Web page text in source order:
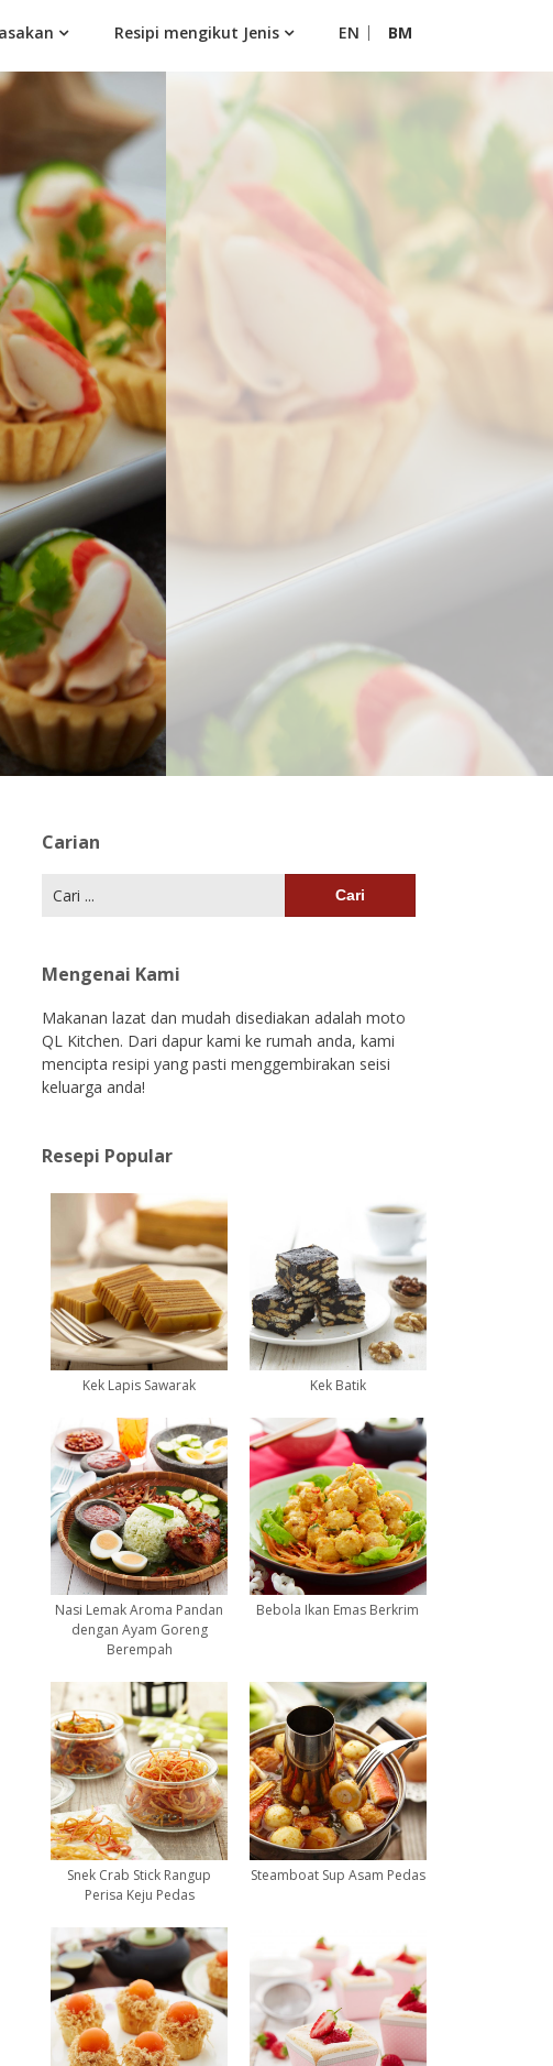
Resipi mengikut Jenis EN BM
Carian
Mengenai Kami
Makanan lazat dan mudah disediakan adalah moto
QL Kitchen. Dari dapur kami ke rumah anda, kami
mencipta resipi yang pasti menggembirakan seisi
keluarga anda!
Resepi Popular
Kek Lapis Sawarak Kek Batik
Nasi Lemak Aroma Pandan
dengan Ayam Goreng
Berempah
Bebola Ikan Emas Berkrim
Snek Crab Stick Rangup
Perisa Keju Pedas
Steamboat Sup Asam Pedas